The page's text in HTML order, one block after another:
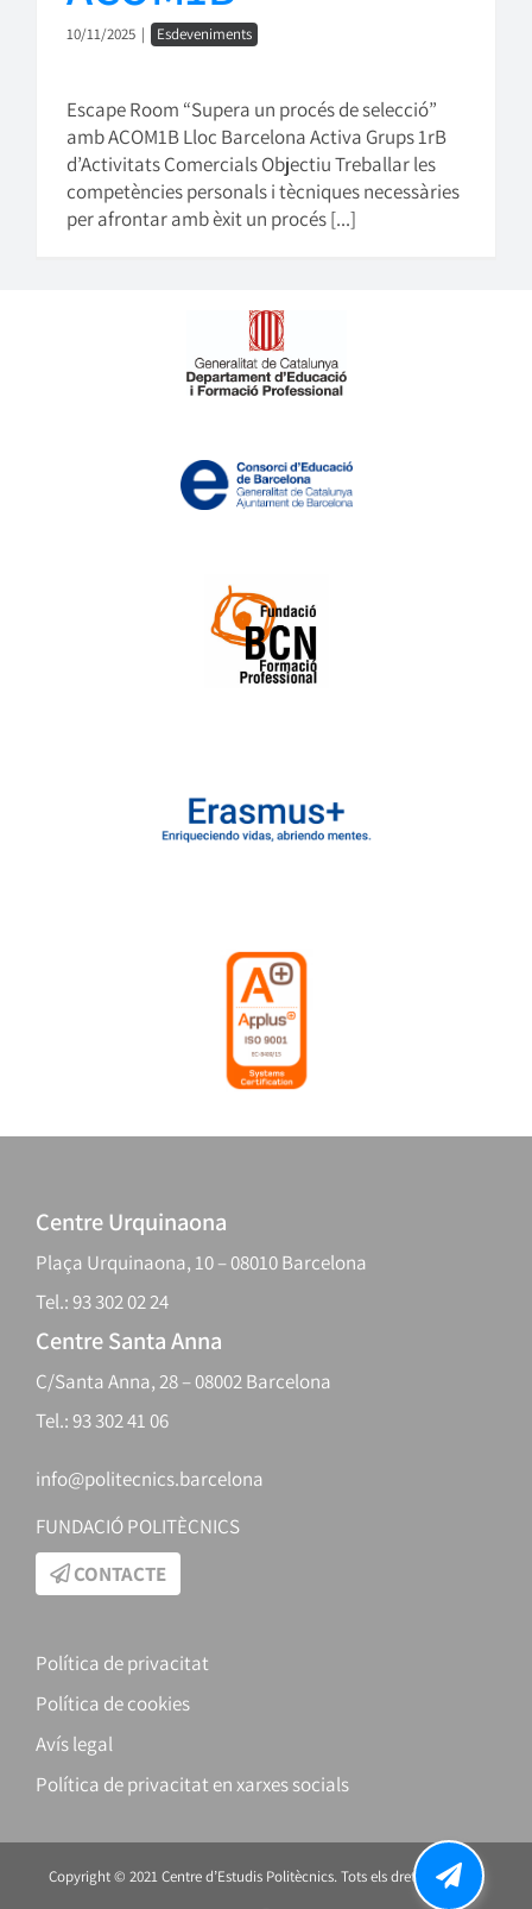
10/11/2025 | Esdeveniments
Escape Room “Supera un procés de selecció”
amb ACOM1B Lloc Barcelona Activa Grups 1rB
d’Activitats Comercials Objectiu Treballar les
competències personals i tècniques necessàries
per afrontar amb èxit un procés [...]
Centre Urquinaona
Plaça Urquinaona, 10 – 08010 Barcelona
Tel.: 93 302 02 24
Centre Santa Anna
C/Santa Anna, 28 – 08002 Barcelona
Tel.: 93 302 41 06
info@politecnics.barcelona
FUNDACIÓ POLITÈCNICS
CONTACTE
Política de privacitat
Política de cookies
Avís legal
Política de privacitat en xarxes socials
Copyright © 2021 Centre d’Estudis Politècnics. Tots els drets reservats.